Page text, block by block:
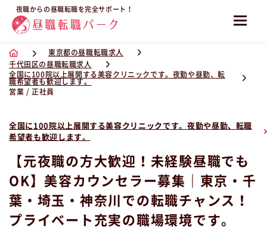
夜職からの昼職転職を完全サポート！
東京都の昼職転職求人
千代田区の昼職転職求人
全国に100院以上展開する美容クリニックです。夜勤や昼勤、転
職希望者も歓迎します。
営業 / 正社員
全国に100院以上展開する美容クリニックです。夜勤や昼勤、転職
希望者も歓迎します。
【元夜職の方大歓迎！未経験昼職でも
OK】美容カウンセラー募集｜東京・千
葉・埼玉・神奈川での転職チャンス！
プライベート充実の職場環境です。